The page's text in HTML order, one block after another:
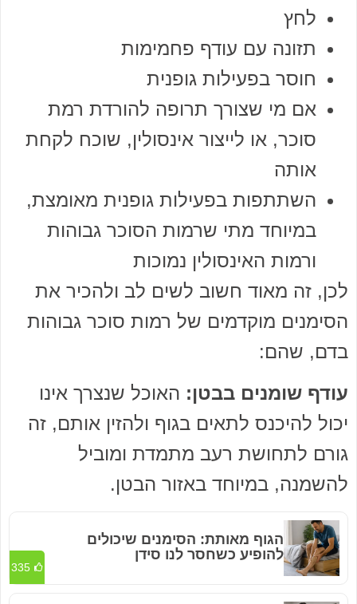
לחץ
תזונה עם עודף פחמימות
חוסר בפעילות גופנית
אם מי שצורך תרופה להורדת רמת
סוכר, או לייצור אינסולין, שוכח לקחת
אותה
השתתפות בפעילות גופנית מאומצת,
במיוחד מתי שרמות הסוכר גבוהות
ורמות האינסולין נמוכות
לכן, זה מאוד חשוב לשים לב ולהכיר את
הסימנים מוקדמים של רמות סוכר גבוהות
בדם, שהם:
עודף שומנים בבטן: האוכל שנצרך אינו
יכול להיכנס לתאים בגוף ולהזין אותם, זה
גורם לתחושת רעב מתמדת ומוביל
להשמנה, במיוחד באזור הבטן.
הגוף מאותת: הסימנים שיכולים
להופיע כשחסר לנו סידן
335